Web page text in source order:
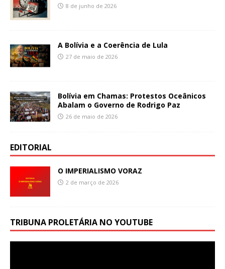
8 de junho de 2026
A Bolívia e a Coerência de Lula
27 de maio de 2026
Bolívia em Chamas: Protestos Oceânicos
Abalam o Governo de Rodrigo Paz
26 de maio de 2026
EDITORIAL
O IMPERIALISMO VORAZ
2 de março de 2026
TRIBUNA PROLETÁRIA NO YOUTUBE